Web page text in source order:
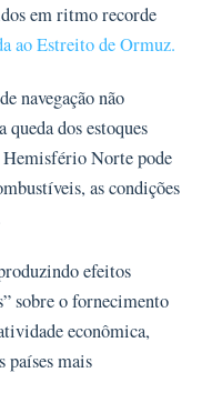
em ritmo recorde
ao Estreito de Ormuz.
navegação não
dos estoques
Hemisfério Norte pode
as condições
efeitos
sobre o fornecimento
econômica,
países mais